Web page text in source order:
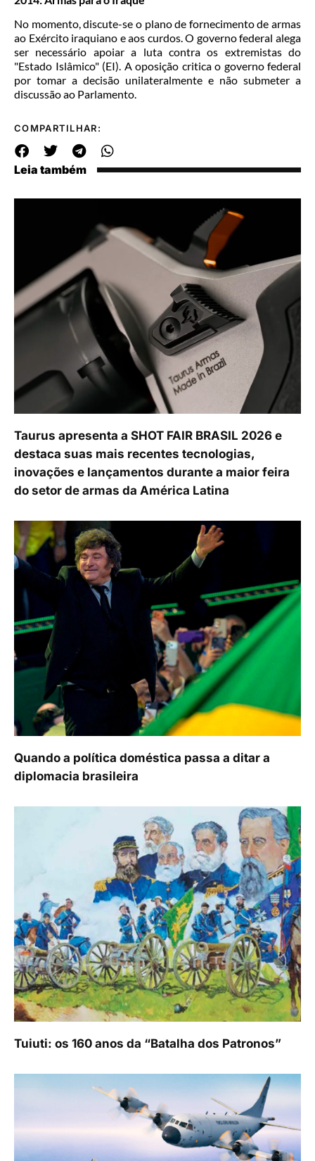
No momento, discute-se o plano de fornecimento de armas
ao Exército iraquiano e aos curdos. O governo federal alega
ser necessário apoiar a luta contra os extremistas do
"Estado Islâmico" (EI). A oposição critica o governo federal
por tomar a decisão unilateralmente e não submeter a
discussão ao Parlamento.
COMPARTILHAR:
Leia também
Taurus apresenta a SHOT FAIR BRASIL 2026 e
destaca suas mais recentes tecnologias,
inovações e lançamentos durante a maior feira
do setor de armas da América Latina
Quando a política doméstica passa a ditar a
diplomacia brasileira
Tuiuti: os 160 anos da “Batalha dos Patronos”